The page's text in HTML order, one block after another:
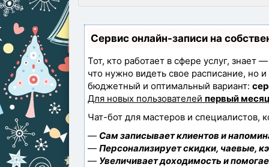
Сервис онлайн-записи на
Тот, кто работает в сфере услуг, знает
что нужно видеть свое расписание, но
бюджетный и оптимальный вариант:
Для новых пользователей первый
Чат-бот для мастеров и специалистов,
— Сам записывает клиентов и
— Персонализирует скидки, чаевые,
— Увеличивает доходимость и